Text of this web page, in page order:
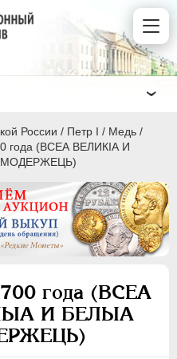
России / Пeтр I / Медь /
года (ВСЕА ВЕЛИКIА И
года (ВСЕА
И БЕЛЫА